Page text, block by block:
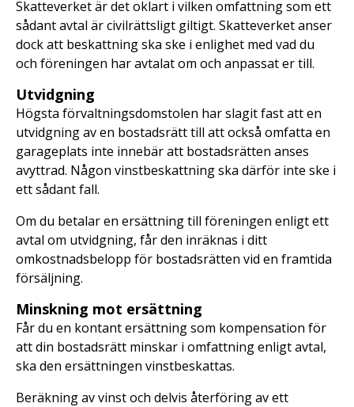
Skatteverket är det oklart i vilken omfattning som ett
sådant avtal är civilrättsligt giltigt. Skatteverket anser
dock att beskattning ska ske i enlighet med vad du
och föreningen har avtalat om och anpassat er till.
Utvidgning
Högsta förvaltningsdomstolen har slagit fast att en
utvidgning av en bostadsrätt till att också omfatta en
garageplats inte innebär att bostadsrätten anses
avyttrad. Någon vinstbeskattning ska därför inte ske i
ett sådant fall.
Om du betalar en ersättning till föreningen enligt ett
avtal om utvidgning, får den inräknas i ditt
omkostnadsbelopp för bostadsrätten vid en framtida
försäljning.
Minskning mot ersättning
Får du en kontant ersättning som kompensation för
att din bostadsrätt minskar i omfattning enligt avtal,
ska den ersättningen vinstbeskattas.
Beräkning av vinst och delvis återföring av ett